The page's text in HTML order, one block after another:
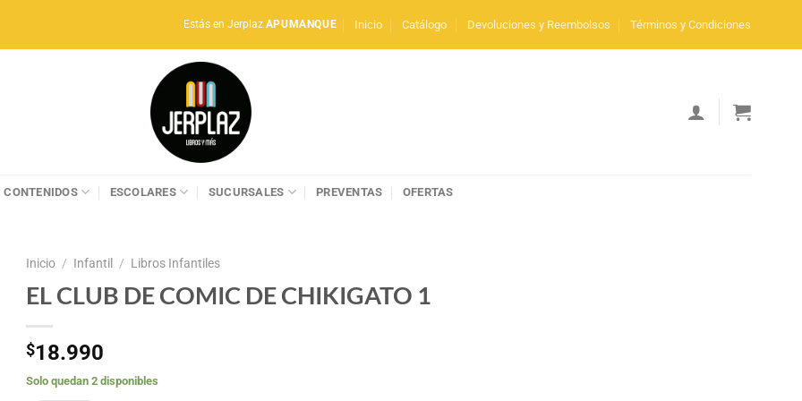
Estás en Jerplaz APUMANQUE Inicio Catálogo Devoluciones y Reembolsos Términos y Condiciones
CONTENIDOS ESCOLARES SUCURSALES PREVENTAS OFERTAS
Inicio / Infantil / Libros Infantiles
EL CLUB DE COMIC DE CHIKIGATO 1
$18.990
Solo quedan 2 disponibles